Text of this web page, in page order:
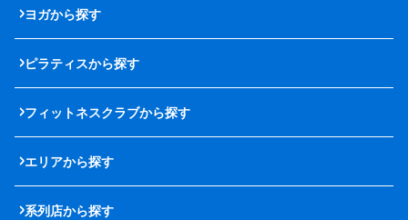
ヨガから探す
ピラティスから探す
フィットネスクラブから探す
エリアから探す
系列店から探す